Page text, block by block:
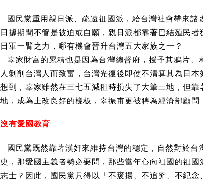
國民黨重用親日派、疏遠祖國派，給台灣社會帶來諸
日據期間不管是被迫或自願，親日派都靠著巴結殖民
日軍一臂之力，哪有機會晉升台灣五大家族之一？
辜家財富的累積也是因為台灣總督府，授予其鴉片
人剝削台灣人而致富，台灣光復後即使不清算其為日
想到，辜家雖然在三七五減租時損失了大筆土地，但
地，成為土改良好的樣板，辜振甫更被聘為經濟部顧問
沒有愛國教育
國民黨既然靠著漢奸來維持台灣的穩定，自然對於
史，那愛國主義者勢必要問，那些當年心向祖國的祖
志士？因此，國民黨只得以「不褒揚、不追究、不紀